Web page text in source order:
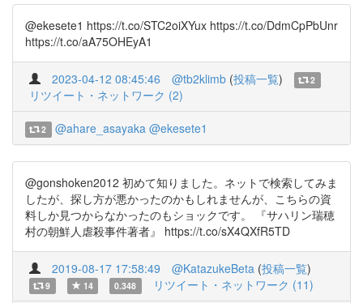
@ekesete1 https://t.co/STC2oiXYux https://t.co/DdmCpPbUnr
https://t.co/aA75OHEyA1
2023-04-12 08:45:46 @tb2klimb (投稿一覧) 2
リツイート・ネットワーク (2)
2 @ahare_asayaka @ekesete1
@gonshoken2012 初めて知りました。ネットで検索してみま
したが、探し方が悪かったのかもしれませんが、こちらの資
料しか見つからなかったのもショックです。 『サハリン瑞穂
村の朝鮮人虐殺事件著者』 https://t.co/sX4QXfR5TD
2019-08-17 17:58:49 @KatazukeBeta (投稿一覧)
9 14 0.348 リツイート・ネットワーク (11)